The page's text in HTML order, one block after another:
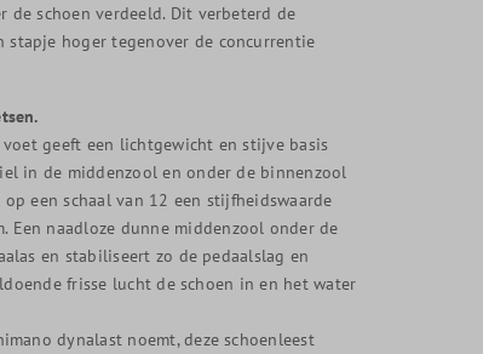
de schoen verdeeld. Dit verbeterd de
stapje hoger tegenover de concurrentie
geeft een lichtgewicht en stijve basis
in de middenzool en onder de binnenzool
een schaal van 12 een stijfheidswaarde
Een naadloze dunne middenzool onder de
en stabiliseert zo de pedaalslag en
frisse lucht de schoen in en het water
dynalast noemt, deze schoenleest